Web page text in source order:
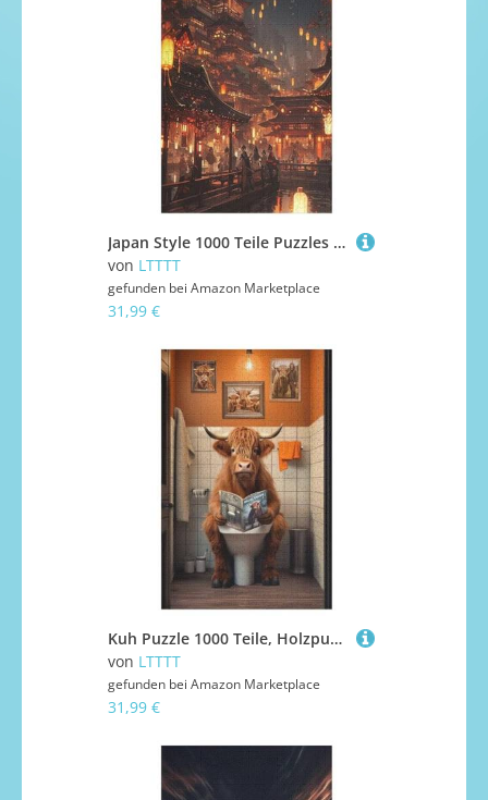
Japan Style 1000 Teile Puzzles Für Erwachsene Holzpuzzle Familienpuzzlespiel Stressabbau-Puzzle Für Erwachsene Kinder Ab 12 Jahren 78×53cm
von LTTTT
gefunden bei Amazon Marketplace
31,99 €
Kuh Puzzle 1000 Teile, Holzpuzzle Herausforderndes Geschicklichkeitsspiel Für Die Ganze Familie, Kinder Erwachsenenpuzzle Ab 12 Jahren 78×53cm
von LTTTT
gefunden bei Amazon Marketplace
31,99 €